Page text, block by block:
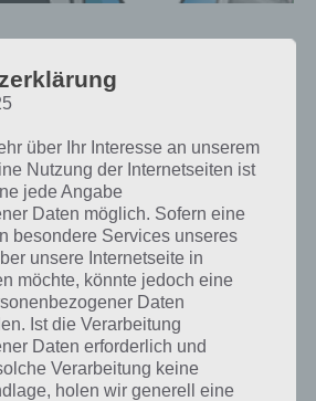
MIT
VIELE
SAMMELN
2015
align="alignright"
Springfield Tipp-Ball von
stellen wir euch in Simpsons
vor, in welchem ihr viele
beim Tipp-Ball-Event…
über Ihr Interesse an unserem
Nutzung der Internetseiten ist
jede Angabe
Daten möglich. Sofern eine
besondere Services unseres
unsere Internetseite in
möchte, könnte jedoch eine
Daten
Ist die Verarbeitung
Daten erforderlich und
Verarbeitung keine
holen wir generell eine